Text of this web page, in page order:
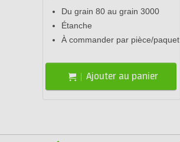
Du grain 80 au grain 3000
Étanche
À commander par pièce/paquet
Ajouter au panier